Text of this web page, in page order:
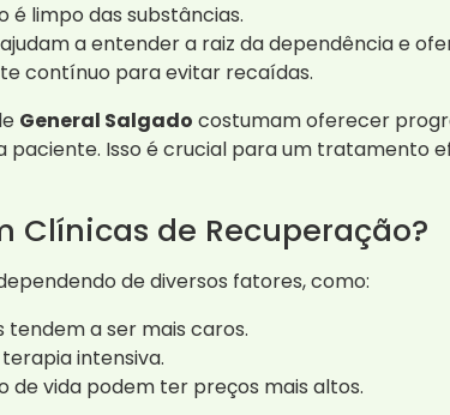
é limpo das substâncias.
ajudam a entender a raiz da dependência e
contínuo para evitar recaídas.
General Salgado costumam oferecer
Isso é crucial para um tratamento
Clínicas de Recuperação?
de diversos fatores, como:
tendem a ser mais caros.
intensiva.
de vida podem ter preços mais altos.